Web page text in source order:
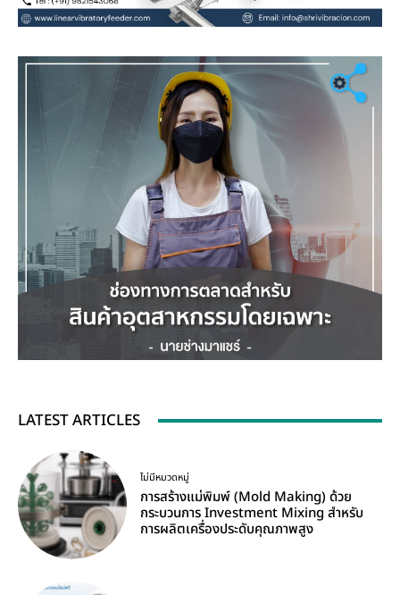
LATEST ARTICLES
ไม่มีหมวดหมู่
การสร้างแม่พิมพ์ (Mold Making) ด้วย
กระบวนการ Investment Mixing สำหรับ
การผลิตเครื่องประดับคุณภาพสูง